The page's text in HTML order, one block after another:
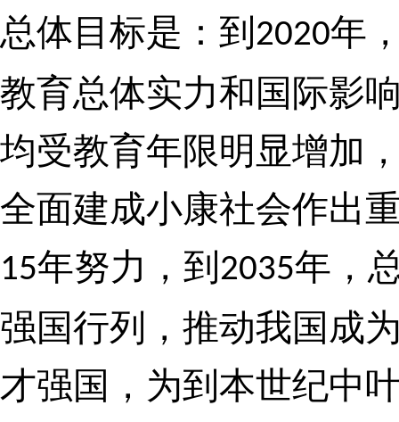
总体目标是： 到2020年
教育总体实力和国际影
均受教育年限明显增加
全面建成小康社会作出
15年努力， 到2035年，
强国行列， 推动我国成
才强国，为到本世纪中